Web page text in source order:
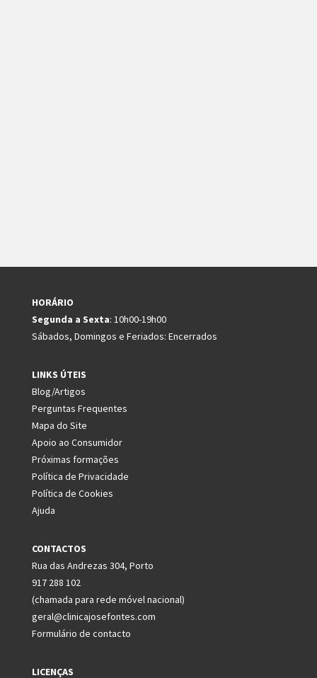
HORÁRIO
Segunda a Sexta: 10h00-19h00
Sábados, Domingos e Feriados: Encerrados
LINKS ÚTEIS
Blog/Artigos
Perguntas Frequentes
Mapa do Site
Apoio ao Consumidor
Próximas formações
Política de Privacidade
Política de Cookies
Ajuda
CONTACTOS
Rua das Andrezas 304, Porto
917 288 102
(chamada para rede móvel nacional)
geral@clinicajosefontes.com
Formulário de contacto
LICENÇAS